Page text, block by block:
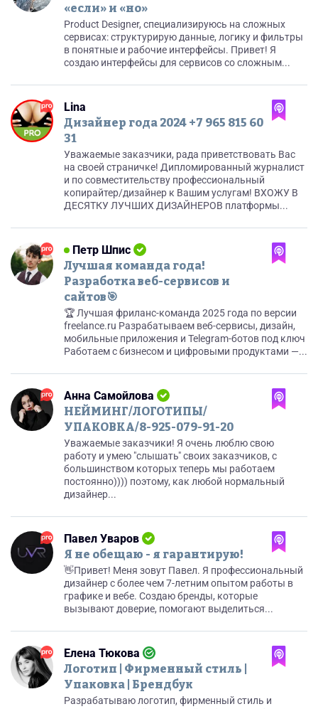
«если» и «но»
Product Designer, специализируюсь на сложных
сервисах: структурирую данные, логику и фильтры
в понятные и рабочие интерфейсы. Привет! Я
создаю интерфейсы для сервисов со сложным...
Lina
Дизайнер года 2024 +7 965 815 60
31
Уважаемые заказчики, рада приветствовать Вас
на своей страничке! Дипломированный журналист
и по совместительству профессиональный
копирайтер/дизайнер к Вашим услугам! ВХОЖУ В
ДЕСЯТКУ ЛУЧШИХ ДИЗАЙНЕРОВ платформы...
Петр Шпис
Лучшая команда года!
Разработка веб-сервисов и
сайтов🎯
🏆 Лучшая фриланс-команда 2025 года по версии
freelance.ru Разрабатываем веб-сервисы, дизайн,
мобильные приложения и Telegram-ботов под ключ
Работаем с бизнесом и цифровыми продуктами —...
Анна Самойлова
НЕЙМИНГ/ЛОГОТИПЫ/
УПАКОВКА/8-925-079-91-20
Уважаемые заказчики! Я очень люблю свою
работу и умею "слышать" своих заказчиков, с
большинством которых теперь мы работаем
постоянно)))) поэтому, как любой нормальный
дизайнер...
Павел Уваров
Я не обещаю - я гарантирую!
👋Привет! Меня зовут Павел. Я профессиональный
дизайнер с более чем 7-летним опытом работы в
графике и вебе. Создаю бренды, которые
вызывают доверие, помогают выделиться...
Елена Тюкова
Логотип | Фирменный стиль |
Упаковка | Брендбук
Разрабатываю логотип, фирменный стиль и